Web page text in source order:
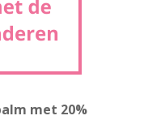
met 20%